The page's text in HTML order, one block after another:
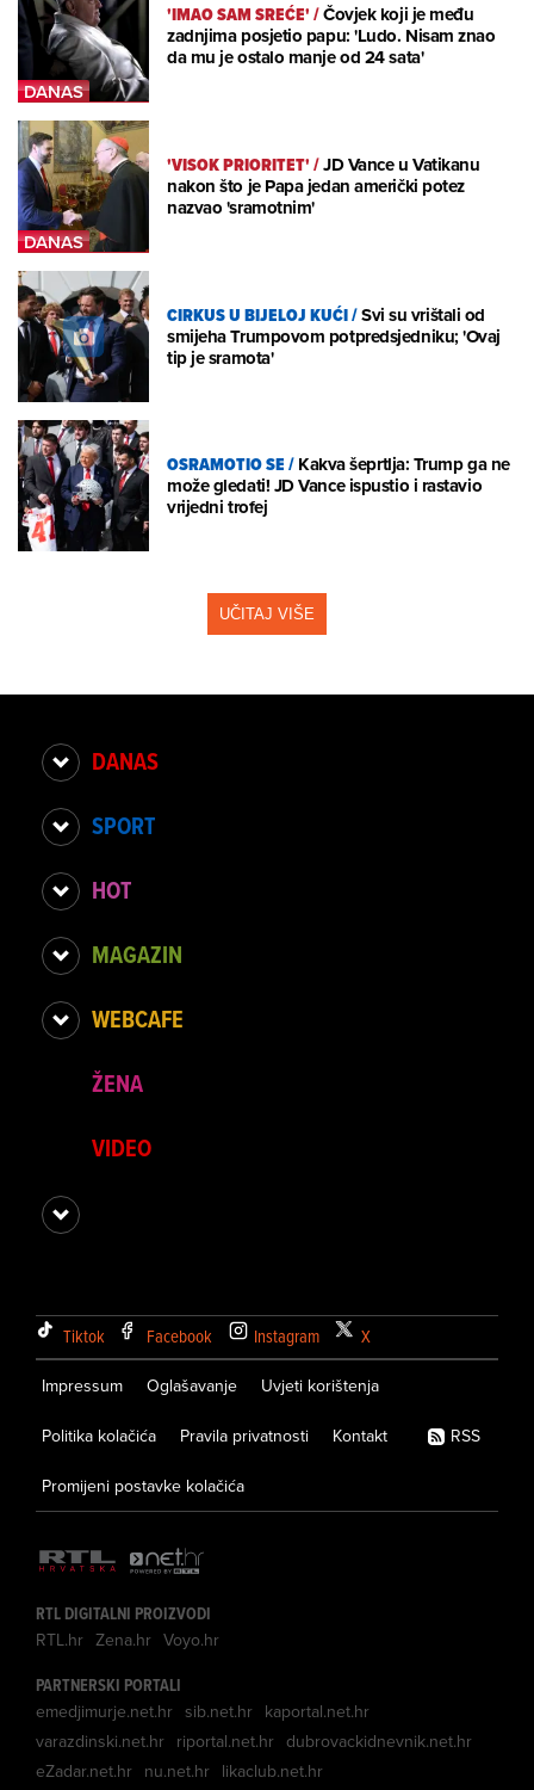
'IMAO SAM SREĆE'/Čovjek koji je među
zadnjima posjetio papu: 'Ludo. Nisam znao
da mu je ostalo manje od 24 sata'
'VISOK PRIORITET'/JD Vance u Vatikanu
nakon što je Papa jedan američki potez
nazvao 'sramotnim'
CIRKUS U BIJELOJ KUĆI/Svi su vrištali od
smijeha Trumpovom potpredsjedniku; 'Ovaj
tip je sramota'
OSRAMOTIO SE/Kakva šeprtlja: Trump ga ne
može gledati! JD Vance ispustio i rastavio
vrijedni trofej
UČITAJ VIŠE
DANAS
SPORT
HOT
MAGAZIN
WEBCAFE
ŽENA
VIDEO
Tiktok Facebook Instagram X
Impressum Oglašavanje Uvjeti korištenja
Politika kolačića Pravila privatnosti Kontakt
Promijeni postavke kolačića
RSS
RTL DIGITALNI PROIZVODI
RTL.hr Zena.hr Voyo.hr
PARTNERSKI PORTALI
emedjimurje.net.hr sib.net.hr kaportal.net.hr
varazdinski.net.hr riportal.net.hr dubrovackidnevnik.net.hr
eZadar.net.hr nu.net.hr likaclub.net.hr